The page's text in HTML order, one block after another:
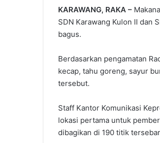
KARAWANG, RAKA –
SDN Karawang Kulon II dan
bagus.
Berdasarkan pengamatan
kecap, tahu goreng, sayur
tersebut.
Staff Kantor Komunikasi
lokasi pertama untuk
dibagikan di 190 titik